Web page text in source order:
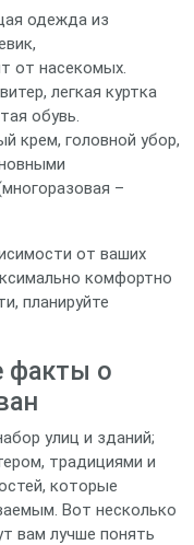
одежда из
от насекомых.
легкая куртка
обувь.
крем, головной убор,
–
от ваших
комфортно
планируйте
факты о
улиц и зданий;
традициями и
которые
Вот несколько
вам лучше понять